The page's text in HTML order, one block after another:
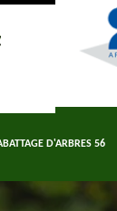
D'ARBRES 56